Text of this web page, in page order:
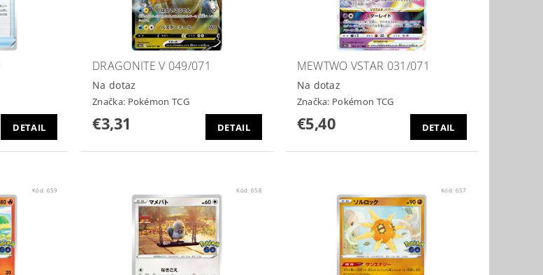
DETAIL
DRAGONITE V 049/071
Na dotaz
Značka: Pokémon TCG
€3,31 DETAIL
MEWTWO VSTAR 031/071
Na dotaz
Značka: Pokémon TCG
€5,40 DETAIL
Kód: 659 Kód:658 Kód: 657